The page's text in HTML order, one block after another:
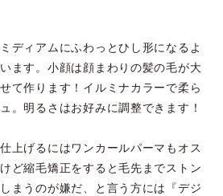
ディアムにふわっとひし形になるよ
ます。小顔は顔まわりの髪の毛が大
て作ります！イルミナカラーで柔ら
。明るさはお好みに調整できます！
上げるにはワンカールパーマもオス
ど縮毛矯正をすると毛先までストン
まうのが嫌だ、と言う方には『デジ